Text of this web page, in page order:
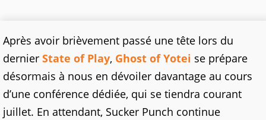
Après avoir brièvement passé une tête lors du
dernier State of Play, Ghost of Yotei se prépare
désormais à nous en dévoiler davantage au cours
d’une conférence dédiée, qui se tiendra courant
juillet. En attendant, Sucker Punch continue